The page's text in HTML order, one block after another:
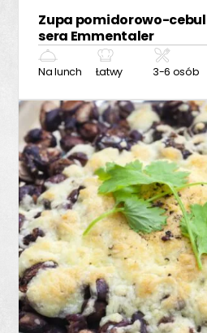
Zupa pomidorowo-
sera Emmentaler
Na lunch Łatwy 3-6 osób